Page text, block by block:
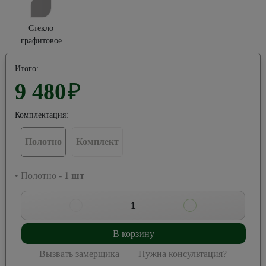
Стекло
графитовое
Итого:
9 480₽
Комплектация:
Полотно Комплект
• Полотно - 1 шт
1
В корзину
Вызвать замерщика Нужна консультация?